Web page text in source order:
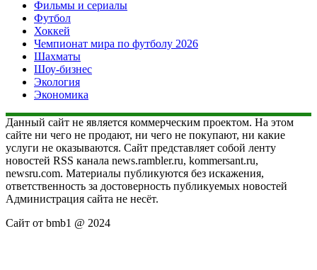
Фильмы и сериалы
Футбол
Хоккей
Чемпионат мира по футболу 2026
Шахматы
Шоу-бизнес
Экология
Экономика
Данный сайт не является коммерческим проектом. На этом
сайте ни чего не продают, ни чего не покупают, ни какие
услуги не оказываются. Сайт представляет собой ленту
новостей RSS канала news.rambler.ru, kommersant.ru,
newsru.com. Материалы публикуются без искажения,
ответственность за достоверность публикуемых новостей
Администрация сайта не несёт.
Сайт от bmb1 @ 2024